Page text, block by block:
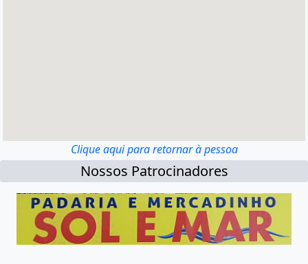
Clique aqui para retornar à pessoa
Nossos Patrocinadores